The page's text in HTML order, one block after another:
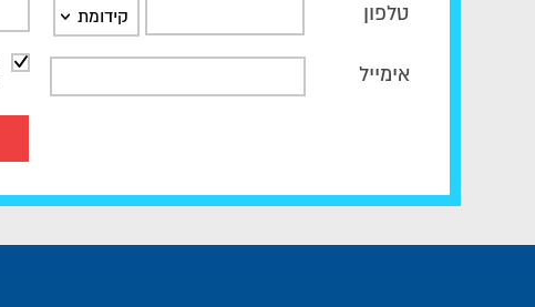
טלפון קידומת
אימייל